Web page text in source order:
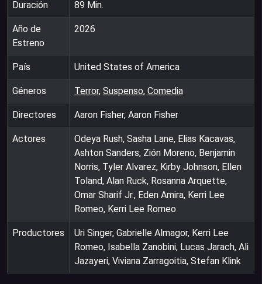
Duración 89 Min.
Año de
Estreno
2026
País United States of America
Géneros Terror, Suspenso, Comedia
Directores Aaron Fisher, Aaron Fisher
Actores
Odeya Rush, Sasha Lane, Elias Kacavas,
Ashton Sanders, Zión Moreno, Benjamin
Norris, Tyler Alvarez, Kirby Johnson, Ellen
Toland, Alan Ruck, Rosanna Arquette,
Omar Sharif Jr., Eden Amira, Kerri Lee
Romeo, Kerri Lee Romeo
Productores
Uri Singer, Gabrielle Almagor, Kerri Lee
Romeo, Isabella Zanobini, Lucas Jarach, Ali
Jazayeri, Viviana Zarragoitia, Stefan Klink